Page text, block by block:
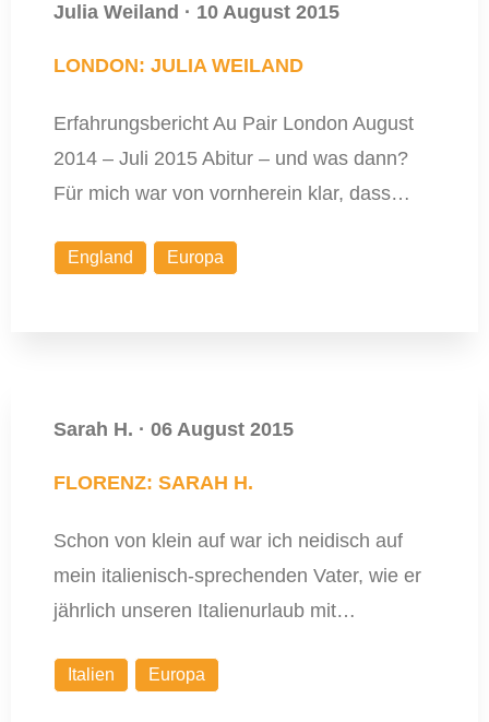
Julia Weiland · 10 August 2015
LONDON: JULIA WEILAND
Erfahrungsbericht Au Pair London August
2014 – Juli 2015 Abitur – und was dann?
Für mich war von vornherein klar, dass…
England Europa
Sarah H. · 06 August 2015
FLORENZ: SARAH H.
Schon von klein auf war ich neidisch auf
mein italienisch-sprechenden Vater, wie er
jährlich unseren Italienurlaub mit…
Italien Europa